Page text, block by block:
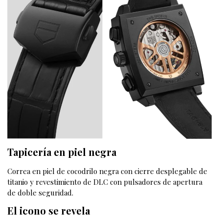
Tapicería en piel negra
Correa en piel de cocodrilo negra con cierre desplegable de
titanio y revestimiento de DLC con pulsadores de apertura
de doble seguridad.
El icono se revela